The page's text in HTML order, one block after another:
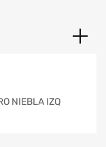
NIEBLA IZQ